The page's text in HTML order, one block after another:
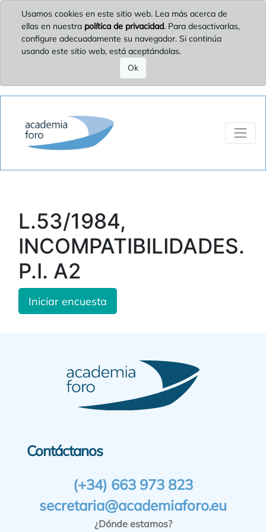
Usamos cookies en este sitio web. Lea más acerca de
ellas en nuestra política de privacidad. Para desactivarlas,
configure adecuadamente su navegador. Si continúa
usando este sitio web, está aceptándolas.
Ok
L.53/1984,
INCOMPATIBILIDADES.
P.I. A2
Iniciar encuesta
Contáctanos
(+34) 663 973 823
secretaria@academiaforo.eu
¿Dónde estamos?